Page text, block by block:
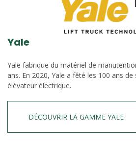
Yale
Yale fabrique du matériel de
ans. En 2020, Yale a fêté les 100 ans
élévateur électrique.
DÉCOUVRIR LA GAMME YALE